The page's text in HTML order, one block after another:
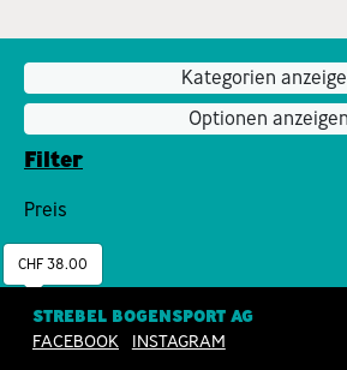
Kategorien
Optionen anzeigen
Filter
Preis
CHF 38.00
STREBEL BOGENSPORT AG
FACEBOOK
INSTAGRAM